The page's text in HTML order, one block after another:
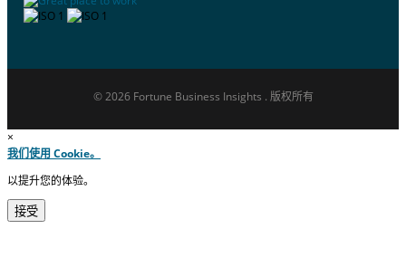
© 2026 Fortune Business Insights . 版权所有
×
我们使用 Cookie。
以提升您的体验。
接受